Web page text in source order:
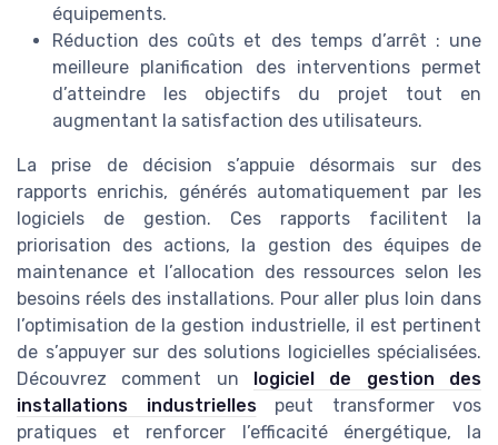
équipements.
Réduction des coûts et des temps d’arrêt : une
meilleure planification des interventions permet
d’atteindre les objectifs du projet tout en
augmentant la satisfaction des utilisateurs.
La prise de décision s’appuie désormais sur des
rapports enrichis, générés automatiquement par les
logiciels de gestion. Ces rapports facilitent la
priorisation des actions, la gestion des équipes de
maintenance et l’allocation des ressources selon les
besoins réels des installations. Pour aller plus loin dans
l’optimisation de la gestion industrielle, il est pertinent
de s’appuyer sur des solutions logicielles spécialisées.
Découvrez comment un logiciel de gestion des
installations industriellespeut transformer vos
pratiques et renforcer l’efficacité énergétique, la